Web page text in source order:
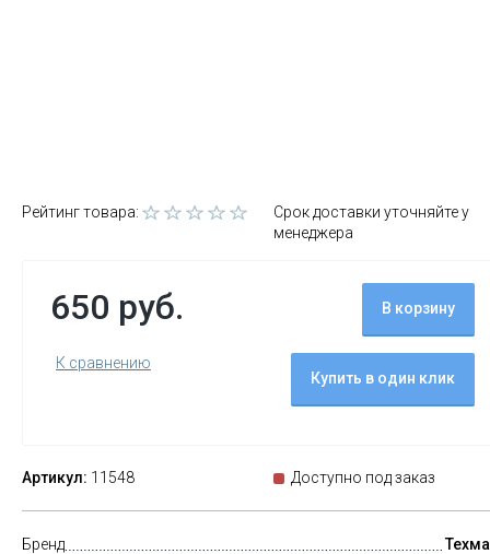
Рейтинг товара:
Срок доставки уточняйте у
менеджера
650 руб.
К сравнению
В корзину
Купить в один клик
Артикул: 11548 Доступно под заказ
Бренд